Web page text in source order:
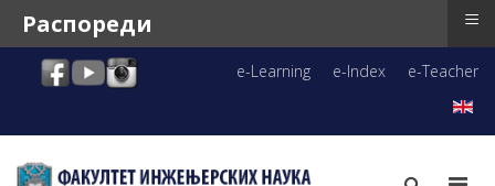
e-Learning e-Index e-Teacher
Распореди ≡